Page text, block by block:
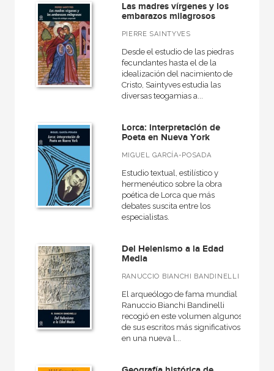
Las madres vírgenes y los
embarazos milagrosos
PIERRE SAINTYVES
Desde el estudio de las piedras
fecundantes hasta el de la
idealización del nacimiento de
Cristo, Saintyves estudia las
diversas teogamias a...
Lorca: interpretación de
Poeta en Nueva York
MIGUEL GARCÍA-POSADA
Estudio textual, estilístico y
hermenéutico sobre la obra
poética de Lorca que más
debates suscita entre los
especialistas.
Del Helenismo a la Edad
Media
RANUCCIO BIANCHI BANDINELLI
El arqueólogo de fama mundial
Ranuccio Bianchi Bandinelli
recogió en este volumen algunos
de sus escritos más significativos,
en una nueva l...